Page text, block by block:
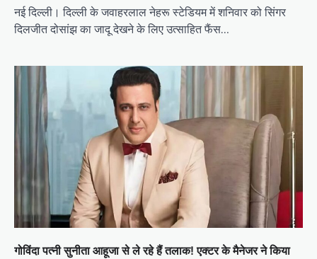
नई दिल्ली। दिल्ली के जवाहरलाल नेहरू स्टेडियम में शनिवार को सिंगर
दिलजीत दोसांझ का जादू देखने के लिए उत्साहित फैंस…
गोविंदा पत्नी सुनीता आहूजा से ले रहे हैं तलाक! एक्टर के मैनेजर ने किया